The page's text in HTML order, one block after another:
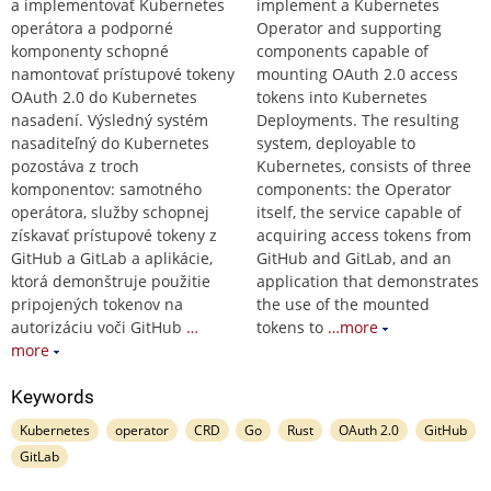
a implementovať Kubernetes
operátora a podporné
komponenty schopné
namontovať prístupové tokeny
OAuth 2.0 do Kubernetes
nasadení. Výsledný systém
nasaditeľný do Kubernetes
pozostáva z troch
komponentov: samotného
operátora, služby schopnej
získavať prístupové tokeny z
GitHub a GitLab a aplikácie,
ktorá demonštruje použitie
pripojených tokenov na
autorizáciu voči GitHub …
more
implement a Kubernetes
Operator and supporting
components capable of
mounting OAuth 2.0 access
tokens into Kubernetes
Deployments. The resulting
system, deployable to
Kubernetes, consists of three
components: the Operator
itself, the service capable of
acquiring access tokens from
GitHub and GitLab, and an
application that demonstrates
the use of the mounted
tokens to …more
Keywords
Kubernetes operator CRD Go Rust OAuth 2.0
GitHub
GitLab